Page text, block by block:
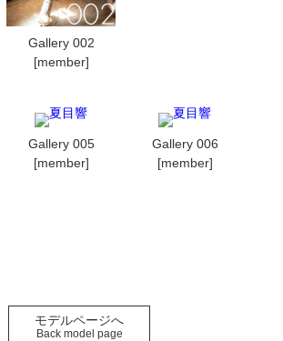
Gallery 002
[member]
Gallery 005
[member]
Gallery 006
[member]
モデルページへ
Back model page